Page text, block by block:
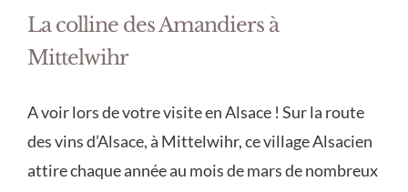
La colline des Amandiers à
Mittelwihr
A voir lors de votre visite en Alsace ! Sur la route
des vins d’Alsace, à Mittelwihr, ce village Alsacien
attire chaque année au mois de mars de nombreux